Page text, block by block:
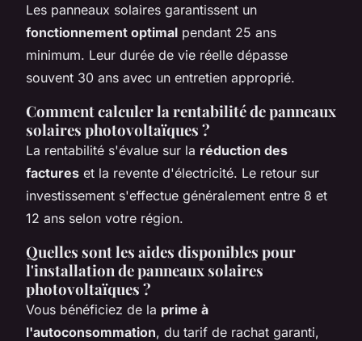
Les panneaux solaires garantissent un
fonctionnement optimal pendant 25 ans
minimum. Leur durée de vie réelle dépasse
souvent 30 ans avec un entretien approprié.
Comment calculer la rentabilité de panneaux
solaires photovoltaïques ?
La rentabilité s'évalue sur la réduction des
factures et la revente d'électricité. Le retour sur
investissement s'effectue généralement entre 8 et
12 ans selon votre région.
Quelles sont les aides disponibles pour
l'installation de panneaux solaires
photovoltaïques ?
Vous bénéficiez de la prime à
l'autoconsommation, du tarif de rachat garanti,